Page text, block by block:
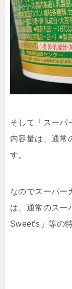
そして「スーパ
内容量は、通常
す。
なのでスーパー
は、通常のスー
Sweet’s」等の